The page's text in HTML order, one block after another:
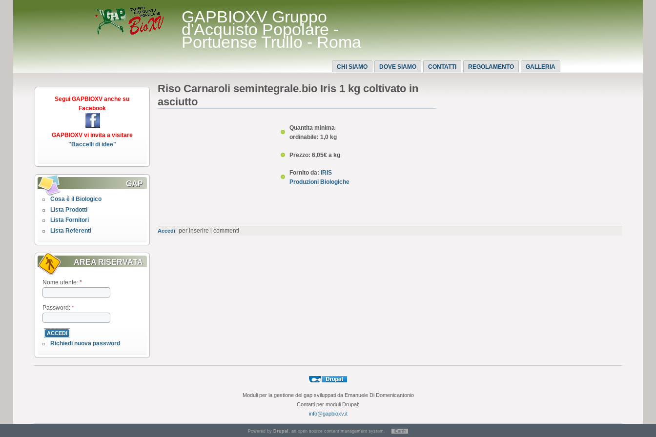
GAPBIOXV Gruppo
d'Acquisto Popolare -
Portuense Trullo - Roma
CHI SIAMO DOVE SIAMO CONTATTI REGOLAMENTO GALLERIA
Segui GAPBIOXV anche su
Facebook
GAPBIOXV vi invita a visitare
"Baccelli di idee"
GAP
Cosa è il Biologico
Lista Prodotti
Lista Fornitori
Lista Referenti
AREA RISERVATA
Nome utente: *
Password: *
Richiedi nuova password
Riso Carnaroli semintegrale.bio Iris 1 kg coltivato in
asciutto
Quantita minima
ordinabile: 1,0 kg
Prezzo: 6,05€ a kg
Fornito da:
IRIS
Produzioni Biologiche
Accedi per inserire i commenti
Moduli per la gestione del gap sviluppati da Emanuele Di Domenicantonio
Contatti per moduli Drupal:
info@gapbioxv.it
Powered by Drupal , an open source content management system. iEarth